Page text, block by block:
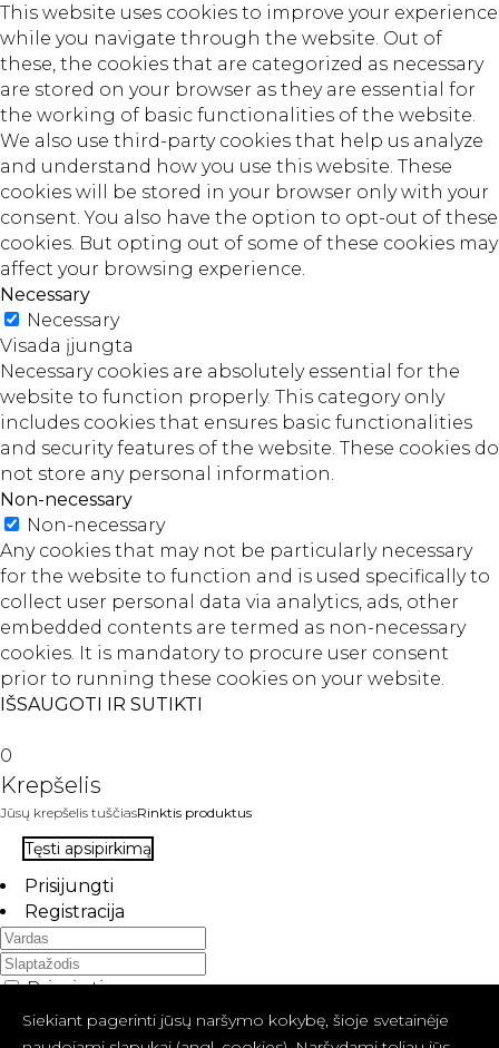
This website uses cookies to improve your experience
while you navigate through the website. Out of
these, the cookies that are categorized as necessary
are stored on your browser as they are essential for
the working of basic functionalities of the website.
We also use third-party cookies that help us analyze
and understand how you use this website. These
cookies will be stored in your browser only with your
consent. You also have the option to opt-out of these
cookies. But opting out of some of these cookies may
affect your browsing experience.
Necessary
Necessary
Visada įjungta
Necessary cookies are absolutely essential for the
website to function properly. This category only
includes cookies that ensures basic functionalities
and security features of the website. These cookies do
not store any personal information.
Non-necessary
Non-necessary
Any cookies that may not be particularly necessary
for the website to function and is used specifically to
collect user personal data via analytics, ads, other
embedded contents are termed as non-necessary
cookies. It is mandatory to procure user consent
prior to running these cookies on your website.
IŠSAUGOTI IR SUTIKTI
0
Krepšelis
Jūsų krepšelis tuščiasRinktis produktus
Tęsti apsipirkimą
Prisijungti
Registracija
Priminti
Pamiršote slaptažodį?
PRISIJUNGTI
Siekiant pagerinti jūsų naršymo kokybę, šioje svetainėje